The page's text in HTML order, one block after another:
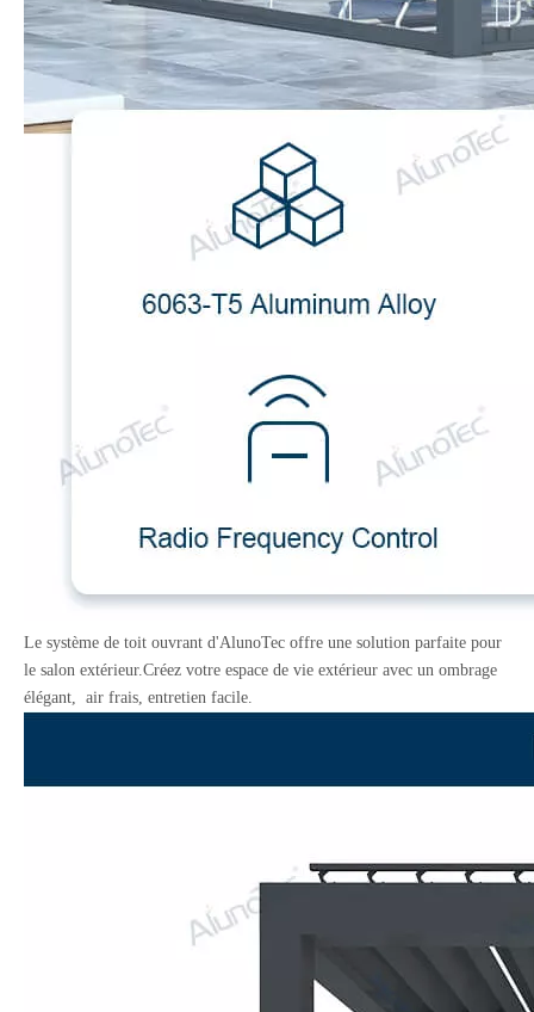
Le système de toit ouvrant d'AlunoTec offre une solution parfaite pour
le salon extérieur.Créez votre espace de vie extérieur avec un ombrage
élégant, air frais, entretien facile.